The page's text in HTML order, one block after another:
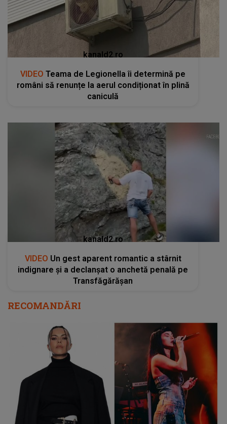
kanald2.ro
VIDEO Teama de Legionella îi determină pe
români să renunțe la aerul condiționat în plină
caniculă
kanald2.ro
VIDEO Un gest aparent romantic a stârnit
indignare și a declanșat o anchetă penală pe
Transfăgărășan
RECOMANDĂRI